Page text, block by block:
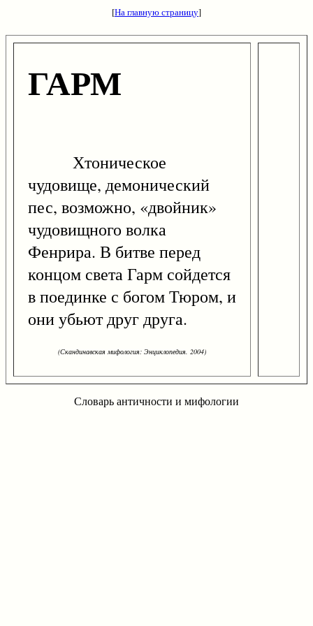
[На главную страницу]
ГАРМ
Хтоническое
чудовище, демонический
пес, возможно, «двойник»
чудовищного волка
Фенрира. В битве перед
концом света Гарм сойдется
в поединке с богом Тюром, и
они убьют друг друга.
(Скандинавская мифология: Энциклопедия. 2004)
Словарь античности и мифологии